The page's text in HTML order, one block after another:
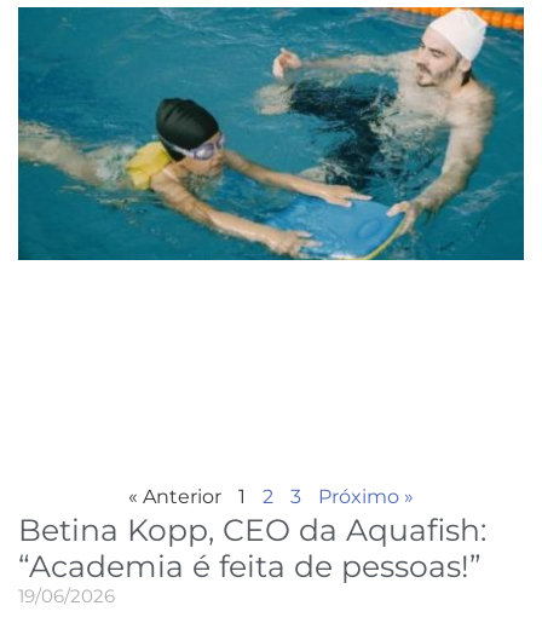
« Anterior 1 2 3 Próximo »
Betina Kopp, CEO da Aquafish:
“Academia é feita de pessoas!”
19/06/2026